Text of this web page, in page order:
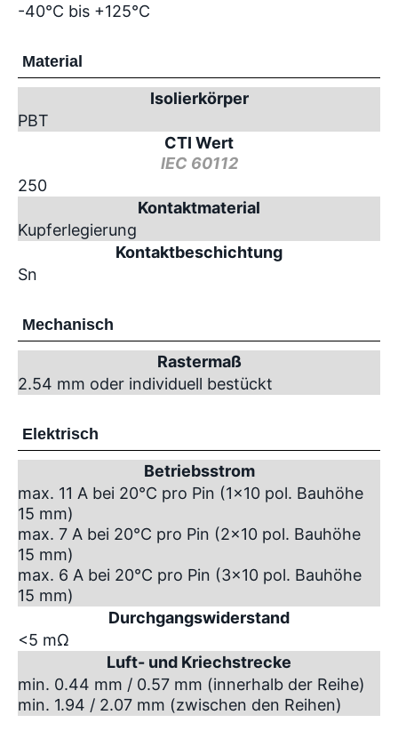
-40°C bis +125°C
Material
Isolierkörper
PBT
CTI Wert
IEC 60112
250
Kontaktmaterial
Kupferlegierung
Kontaktbeschichtung
Sn
Mechanisch
Rastermaß
2.54 mm oder individuell bestückt
Elektrisch
Betriebsstrom
max. 11 A bei 20°C pro Pin (1x10 pol. Bauhöhe
15 mm)
max. 7 A bei 20°C pro Pin (2x10 pol. Bauhöhe
15 mm)
max. 6 A bei 20°C pro Pin (3x10 pol. Bauhöhe
15 mm)
Durchgangswiderstand
<5 mΩ
Luft- und Kriechstrecke
min. 0.44 mm / 0.57 mm (innerhalb der Reihe)
min. 1.94 / 2.07 mm (zwischen den Reihen)